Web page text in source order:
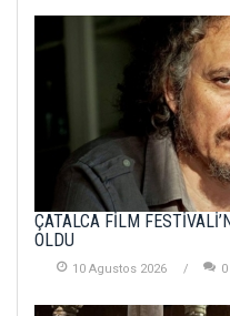
ÇATALCA FİLM
OLDU
10 Agustos 2026 0